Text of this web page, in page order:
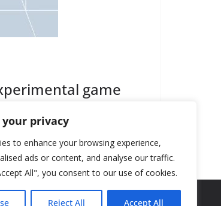
privacy
to enhance your browsing experience,
ads or content, and analyse our traffic.
All", you consent to our use of cookies.
Reject All Accept All
game